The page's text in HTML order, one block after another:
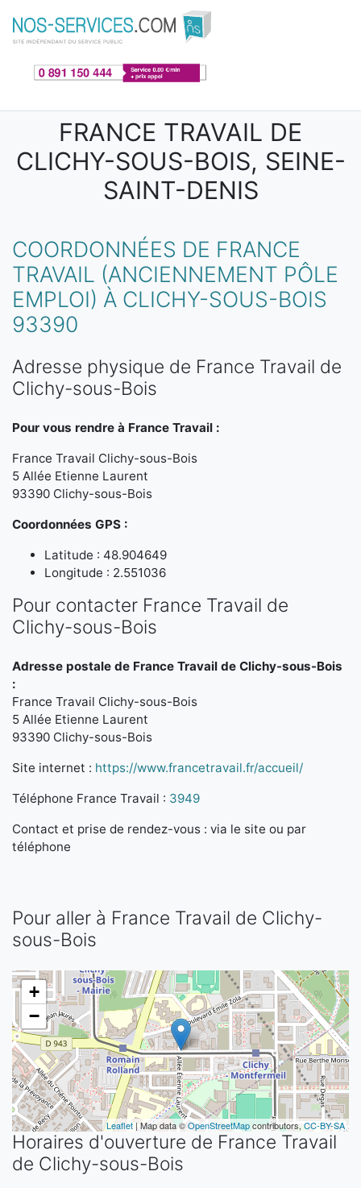
Aller au contenu principal
FRANCE TRAVAIL DE
CLICHY-SOUS-BOIS, SEINE-
SAINT-DENIS
COORDONNÉES DE FRANCE
TRAVAIL (ANCIENNEMENT PÔLE
EMPLOI) À CLICHY-SOUS-BOIS
93390
Adresse physique de France Travail de
Clichy-sous-Bois
Pour vous rendre à France Travail :
France Travail Clichy-sous-Bois
5 Allée Etienne Laurent
93390 Clichy-sous-Bois
Coordonnées GPS :
Latitude : 48.904649
Longitude : 2.551036
Pour contacter France Travail de
Clichy-sous-Bois
Adresse postale de France Travail de Clichy-sous-Bois
:
France Travail Clichy-sous-Bois
5 Allée Etienne Laurent
93390 Clichy-sous-Bois
Site internet : https://www.francetravail.fr/accueil/
Téléphone France Travail : 3949
Contact et prise de rendez-vous : via le site ou par
téléphone
Pour aller à France Travail de Clichy-
sous-Bois
+
−
Leaflet | Map data ©OpenStreetMapcontributors,CC-BY-SA
Horaires d'ouverture de France Travail
de Clichy-sous-Bois